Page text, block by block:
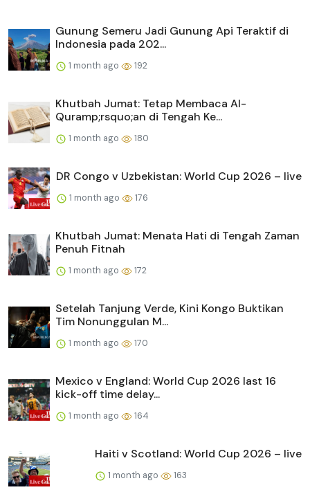
Gunung Semeru Jadi Gunung Api Teraktif di
Indonesia pada 202...
1 month ago 192
Khutbah Jumat: Tetap Membaca Al-
Quramp;rsquo;an di Tengah Ke...
1 month ago 180
DR Congo v Uzbekistan: World Cup 2026 – live
1 month ago 176
Khutbah Jumat: Menata Hati di Tengah Zaman
Penuh Fitnah
1 month ago 172
Setelah Tanjung Verde, Kini Kongo Buktikan
Tim Nonunggulan M...
1 month ago 170
Mexico v England: World Cup 2026 last 16
kick-off time delay...
1 month ago 164
Haiti v Scotland: World Cup 2026 – live
1 month ago 163